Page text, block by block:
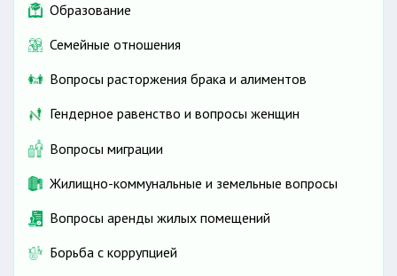
Образование
Семейные отношения
Вопросы расторжения брака и алиментов
Гендерное равенство и вопросы женщин
Вопросы миграции
Жилищно-коммунальные и земельные вопросы
Вопросы аренды жилых помещений
Борьба с коррупцией